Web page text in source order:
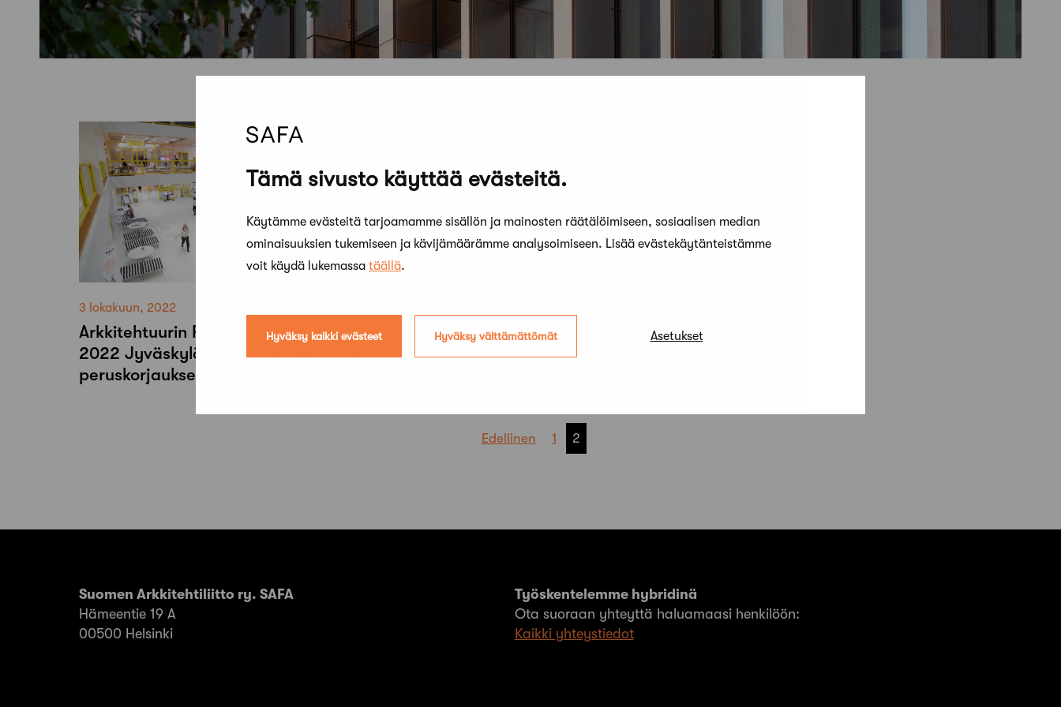
Tämä sivusto käyttää evästeitä.
Käytämme evästeitä tarjoamamme sisällön ja mainosten räätälöimiseen, sosiaalisen median
ominaisuuksien tukemiseen ja kävijämäärämme analysoimiseen. Lisää evästekäytänteistämme
voit käydä lukemassa täällä.
Hyväksy kaikki evästeet Hyväksy välttämättömät Asetukset
3 lokakuun, 2022
Arkkitehtuurin Finlandia -palkinto
2022 Jyväskylän yliopiston kirjaston
peruskorjaukselle
Edellinen 1 2
Suomen Arkkitehtiliitto ry. SAFA
Hämeentie 19 A
00500 Helsinki
Työskentelemme hybridinä
Ota suoraan yhteyttä haluamaasi henkilöön:
Kaikki yhteystiedot